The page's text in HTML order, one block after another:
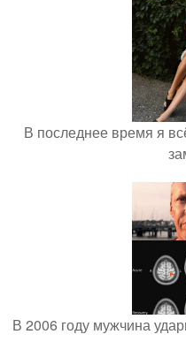
В последнее время я
В 2006 году мужчина